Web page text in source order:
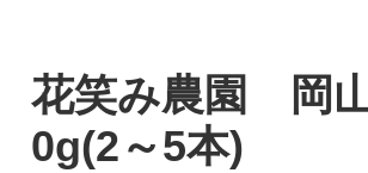
花笑み農園 岡
0g(2～5本)